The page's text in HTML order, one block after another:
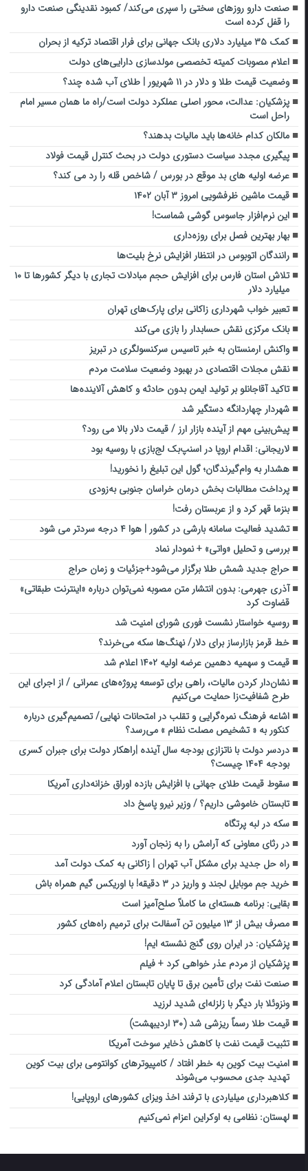
صنعت دارو روزهای سختی را سپری می‌کند/ کمبود نقدینگی صنعت دارو
را قفل کرده است
کمک ۳۵ میلیارد دلاری بانک جهانی برای فرار اقتصاد ترکیه از بحران
اعلام مصوبات کمیته تخصصی مولدسازی دارایی‌های دولت
وضعیت قیمت طلا و دلار در ۱۱ شهریور | طلای آب شده چند؟
پزشکیان: عدالت، محور اصلی عملکرد دولت است/راه ما همان مسیر امام
راحل است
مالکان کدام خانه‌ها باید مالیات بدهند؟
پیگیری مجدد سیاست دستوری دولت در بحث کنترل قیمت فولاد
عرضه اولیه های بد موقع در بورس / شاخص قله را رد می کند؟
قیمت ماشین ظرفشویی امروز ۳ آبان ۱۴۰۲
این نرم‌افزار جاسوس گوشی شماست!
بهار بهترین فصل برای روزه‌داری
رانندگان اتوبوس در انتظار افزایش نرخ بلیت‌ها
تلاش استان فارس برای افزایش حجم مبادلات تجاری با دیگر کشور‌ها تا ۱۰
میلیارد دلار
تعبیر خواب شهرداری زاکانی برای پارک‌های تهران
بانک مرکزی نقش حسابدار را بازی می‌کند
واکنش ارمنستان به خبر تاسیس سرکنسولگری در تبریز
نقش مجلات اقتصادی در بهبود وضعیت سلامت مردم
تاکید آقاجانلو بر تولید ایمن بدون حادثه و کاهش آلاینده‌ها
شهردار چهاردانگه دستگیر شد
پیش‌بینی مهم از آینده بازار ارز / قیمت دلار بالا می رود؟
لاریجانی: اقدام اروپا در اسنپ‌بک لج‌بازی با روسیه بود
هشدار به وام‌گیرندگان؛ گول این تبلیغ را نخورید!
پرداخت مطالبات بخش درمان خراسان جنوبی به‌زودی
بنزما قهر کرد و از عربستان رفت!
تشدید فعالیت سامانه بارشی در کشور | هوا ۴ درجه سردتر می شود
بررسی و تحلیل «واتی» + نمودار نماد
حراج جدید شمش طلا برگزار می‌شود+جزئیات و زمان حراج
آذری جهرمی: بدون انتشار متن مصوبه نمی‌توان درباره «اینترنت طبقاتی»
قضاوت کرد
روسیه خواستار نشست فوری شورای امنیت شد
خط قرمز بازارساز برای دلار/ نهنگ‌ها سکه می‌خرند؟
قیمت و سهمیه دهمین عرضه اولیه ۱۴۰۲ اعلام شد
نشان‌دار کردن مالیات، راهی برای توسعه پروژه‌های عمرانی / از اجرای این
طرح شفافیت‌زا حمایت می‌کنیم
اشاعه فرهنگ نمره‌گرایی و تقلب در امتحانات نهایی/ تصمیم‌گیری درباره
کنکور به « تشخیص مصلت نظام » می‌رسد؟
دردسر دولت با ناتزازی بودجه سال آینده |راهکار دولت برای جبران کسری
بودجه ۱۴۰۴ چیست؟
سقوط قیمت طلای جهانی با افزایش بازده اوراق خزانه‌داری آمریکا
تابستان خاموشی داریم؟ / وزیر نیرو پاسخ داد
سکه در لبه پرتگاه
در رثای معاونی که آرامش را به زنجان آورد
راه‌ حل جدید برای مشکل آب تهران | زاکانی به کمک دولت آمد
خرید جم موبایل لجند و واریز در ۳ دقیقه! با اوریکس گیم همراه باش
بقایی: برنامه هسته‌ای ما کاملاً صلح‌آمیز است
مصرف بیش از ۱۳ میلیون تن آسفالت برای ترمیم راه‌های کشور
پزشکیان: در ایران روی گنج نشسته ایم!
پزشکیان از مردم عذر خواهی کرد + فیلم
صنعت نفت برای تأمین برق تا پایان تابستان اعلام آمادگی کرد
ونزوئلا بار دیگر با زلزله‌ای شدید لرزید
قیمت طلا رسماً ریزشی شد (۳۰ اردیبهشت)
تثبیت قیمت نفت با کاهش ذخایر سوخت آمریکا
امنیت بیت کوین به خطر افتاد / کامپیوترهای کوانتومی برای بیت کوین
تهدید جدی محسوب می‌شوند
کلاهبرداری میلیاردی با ترفند اخذ ویزای کشورهای اروپایی!
لهستان: نظامی به اوکراین اعزام نمی‌کنیم